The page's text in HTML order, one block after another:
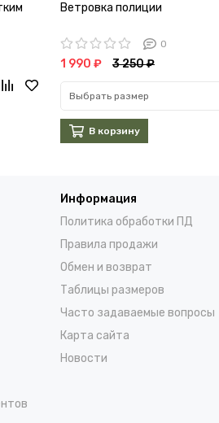
Ветровка полиции
0
1 990 ₽ 3 250 ₽
Выбрать размер
В корзину
Информация
Политика обработки ПД
Правила продажи
Обмен и возврат
Таблицы размеров
Часто задаваемые вопросы
Карта сайта
Новости